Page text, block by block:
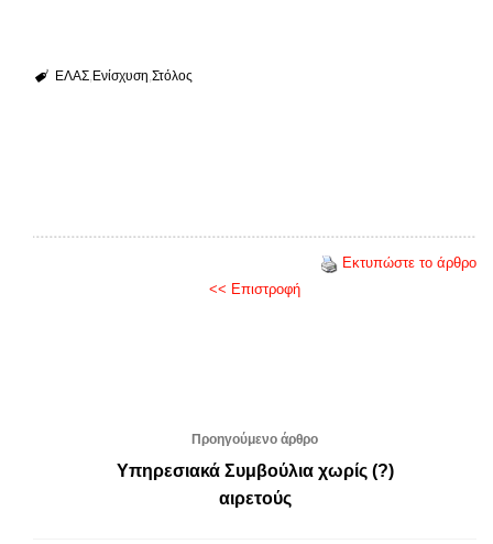
ΕΛΑΣ Ενίσχυση Στόλος
Εκτυπώστε το άρθρο
<< Επιστροφή
Προηγούμενο άρθρο
Υπηρεσιακά Συμβούλια χωρίς (?)
αιρετούς